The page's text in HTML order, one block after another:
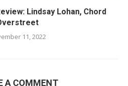
Lindsay Lohan, Chord
11, 2022
A COMMENT